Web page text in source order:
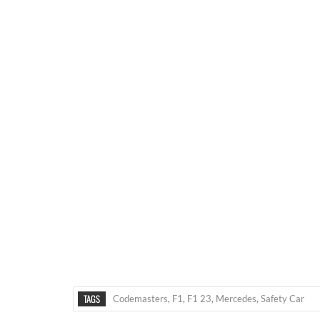
TAGS Codemasters, F1, F1 23, Mercedes, Safety Car